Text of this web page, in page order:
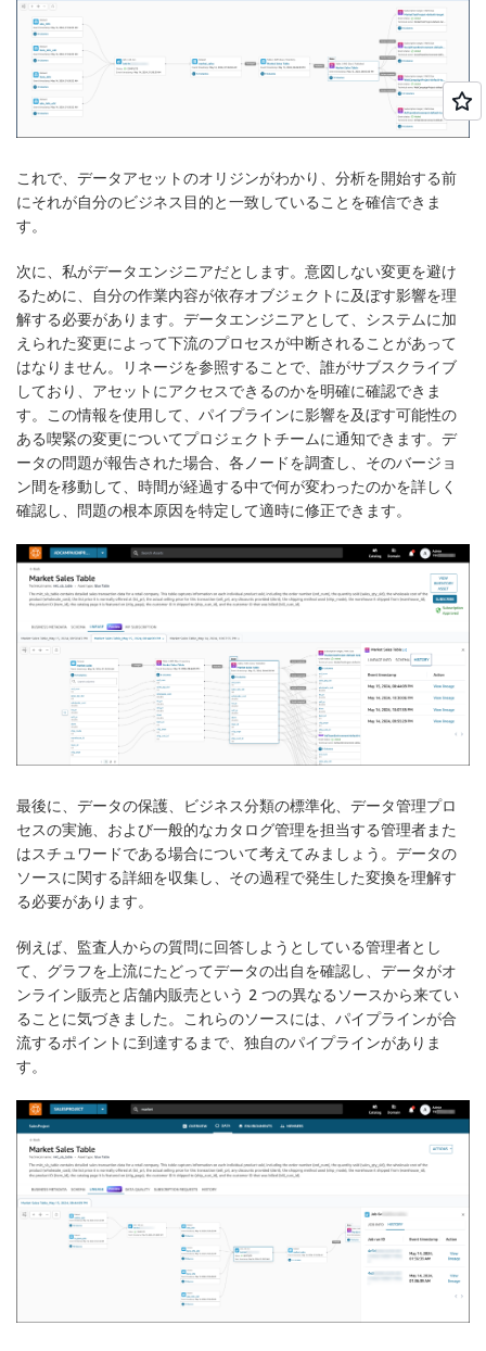
これで、データアセットのオリジンがわかり、分析を開始する前
にそれが自分のビジネス目的と一致していることを確信できま
す。
次に、私がデータエンジニアだとします。意図しない変更を避け
るために、自分の作業内容が依存オブジェクトに及ぼす影響を理
解する必要があります。データエンジニアとして、システムに加
えられた変更によって下流のプロセスが中断されることがあって
はなりません。リネージを参照することで、誰がサブスクライブ
しており、アセットにアクセスできるのかを明確に確認できま
す。この情報を使用して、パイプラインに影響を及ぼす可能性の
ある喫緊の変更についてプロジェクトチームに通知できます。デ
ータの問題が報告された場合、各ノードを調査し、そのバージョ
ン間を移動して、時間が経過する中で何が変わったのかを詳しく
確認し、問題の根本原因を特定して適時に修正できます。
最後に、データの保護、ビジネス分類の標準化、データ管理プロ
セスの実施、および一般的なカタログ管理を担当する管理者また
はスチュワードである場合について考えてみましょう。データの
ソースに関する詳細を収集し、その過程で発生した変換を理解す
る必要があります。
例えば、監査人からの質問に回答しようとしている管理者とし
て、グラフを上流にたどってデータの出自を確認し、データがオ
ンライン販売と店舗内販売という 2 つの異なるソースから来てい
ることに気づきました。これらのソースには、パイプラインが合
流するポイントに到達するまで、独自のパイプラインがありま
す。